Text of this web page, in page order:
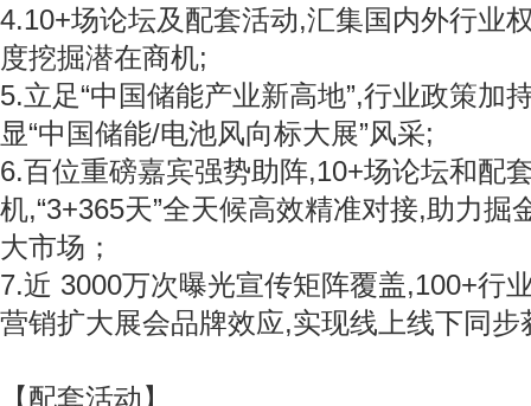
4.10+场论坛及配套活动,汇集国内外行业
度挖掘潜在商机;
5.立足“中国储能产业新高地”,行业政策加
显“中国储能/电池风向标大展”风采;
6.百位重磅嘉宾强势助阵,10+场论坛和配
机,“3+365天”全天候高效精准对接,助力掘
大市场；
7.近 3000万次曝光宣传矩阵覆盖,100+行
营销扩大展会品牌效应,实现线上线下同步
【配套活动】